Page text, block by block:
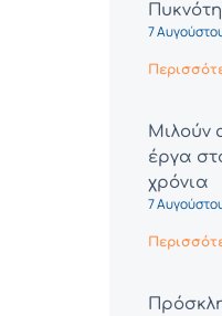
7
Μιλούν
έργα
χρόνια
7